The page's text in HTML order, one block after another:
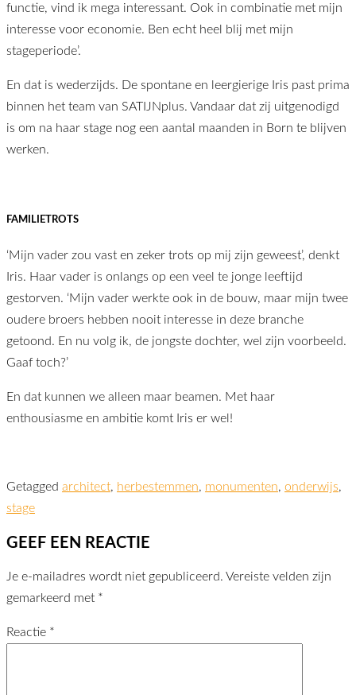
functie, vind ik mega interessant. Ook in combinatie met mijn
interesse voor economie. Ben echt heel blij met mijn
stageperiode’.
En dat is wederzijds. De spontane en leergierige Iris past prima
binnen het team van SATIJNplus. Vandaar dat zij uitgenodigd
is om na haar stage nog een aantal maanden in Born te blijven
werken.
FAMILIETROTS
‘Mijn vader zou vast en zeker trots op mij zijn geweest’, denkt
Iris. Haar vader is onlangs op een veel te jonge leeftijd
gestorven. ‘Mijn vader werkte ook in de bouw, maar mijn twee
oudere broers hebben nooit interesse in deze branche
getoond. En nu volg ik, de jongste dochter, wel zijn voorbeeld.
Gaaf toch?’
En dat kunnen we alleen maar beamen. Met haar
enthousiasme en ambitie komt Iris er wel!
Getagged architect, herbestemmen, monumenten, onderwijs,
stage
GEEF EEN REACTIE
Je e-mailadres wordt niet gepubliceerd. Vereiste velden zijn
gemarkeerd met *
Reactie *